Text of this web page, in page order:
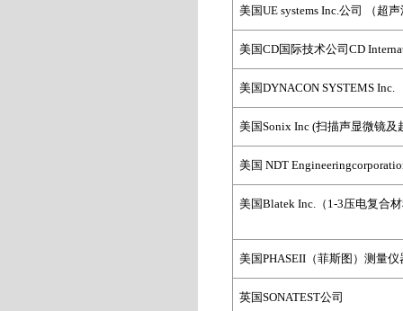
美国UE systems Inc.公司 （超
美国CD国际技术公司CD
美国DYNACON SYSTEMS Inc.
美国Sonix Inc (扫描声显微镜及
美国 NDT
美国Blatek Inc. （ 1-3压电复合
美国PHASEII （菲斯图）测量
英国SONATEST公司